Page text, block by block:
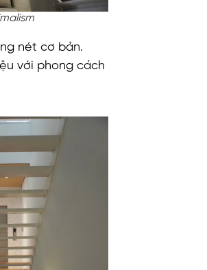
nét cơ bản.
với phong cách